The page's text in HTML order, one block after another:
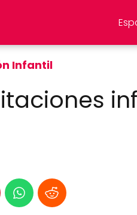
Infantil